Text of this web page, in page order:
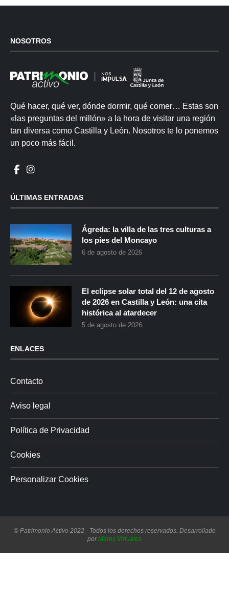
NOSOTROS
Qué hacer, qué ver, dónde dormir, qué comer… Estas son
«las preguntas del millón» a la hora de visitar una región
tan diversa como Castilla y León. Nosotros te lo ponemos
un poco más fácil.
ÚLTIMAS ENTRADAS
Ágreda: la villa de las tres culturas a
los pies del Moncayo
6 de agosto de 2026
El eclipse solar total del 12 de agosto
de 2026 en Castilla y León: una cita
histórica al atardecer
5 de agosto de 2026
ENLACES
Contacto
Aviso legal
Política de Privacidad
Cookies
Personalizar Cookies
© Patrimonio Activo 2022 - Todos los derechos reservados. Desarrollado
porMares Virtuales